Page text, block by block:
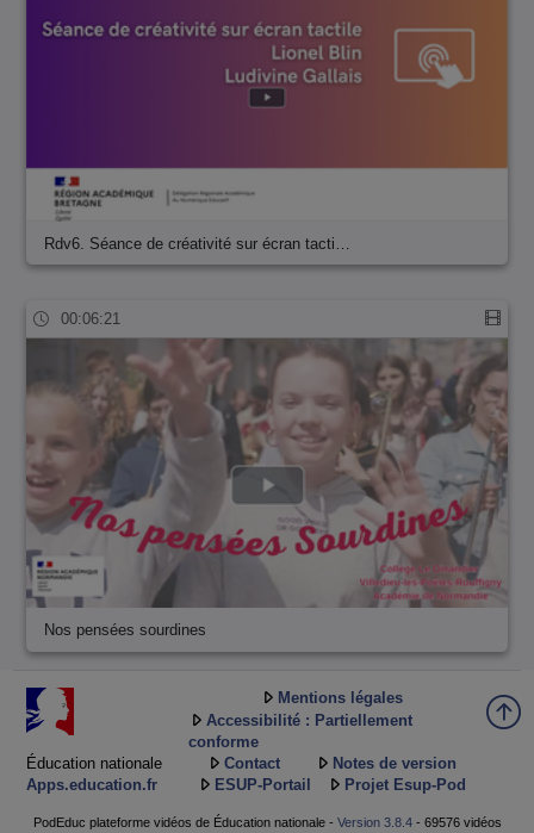
Rdv6. Séance de créativité sur écran tacti…
00:06:21
Nos pensées sourdines
Éducation nationale
Apps.education.fr
Mentions légales
Accessibilité : Partiellement
conforme
Contact
Notes de version
ESUP-Portail
Projet Esup-Pod
PodEduc plateforme vidéos de Éducation nationale - Version 3.8.4- 69576 vidéos